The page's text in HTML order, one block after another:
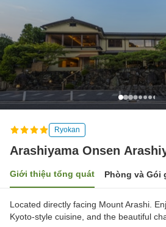
Ryokan
Arashiyama Onsen
Giới thiệu tổng quát Phòng và Gói
Located directly facing Mount Arashi.
Kyoto-style cuisine, and the beautiful